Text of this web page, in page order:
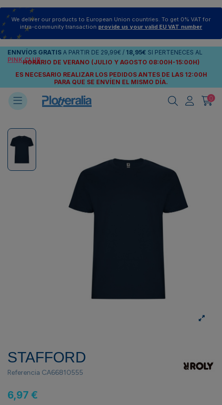
We deliver our products to European Union countries. To get 0% VAT for
intra-community transaction provide us your valid EU VAT number
ENNVÍOS GRATIS A PARTIR DE 29,99€ / 18,95€ SI PERTENECES AL
PINK CLUB
HORARIO DE VERANO (JULIO Y AGOSTO 08:00H-15:00H)
ES NECESARIO REALIZAR LOS PEDIDOS ANTES DE LAS 12:00H
PARA QUE SE ENVÍEN EL MISMO DÍA.
0
STAFFORD
Referencia CA66810555
6,97 €